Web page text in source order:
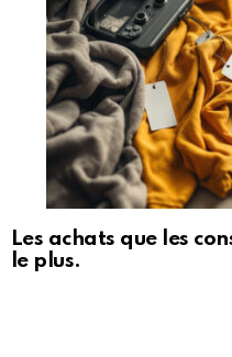
Les achats que les
le plus.